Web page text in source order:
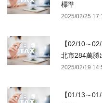
標準
2025/02/25
【02/10～
北市284萬勝
2025/02/19
【01/13～